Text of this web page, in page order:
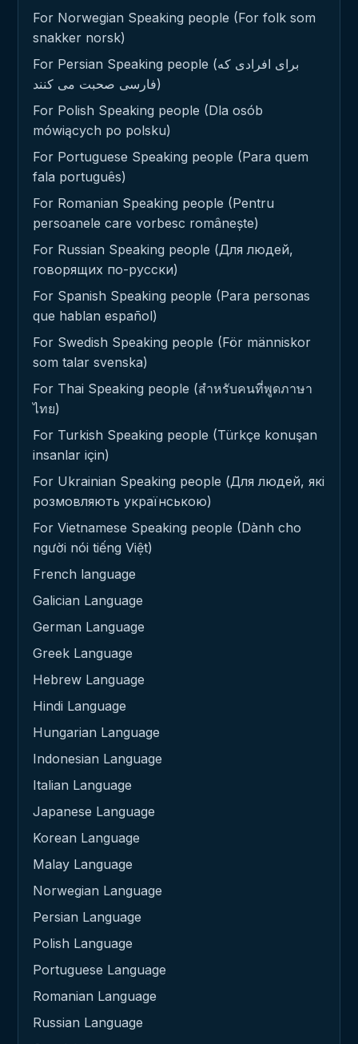
For Norwegian Speaking people (For folk som
snakker norsk)
For Persian Speaking people (برای افرادی که
فارسی صحبت می کنند)
For Polish Speaking people (Dla osób
mówiących po polsku)
For Portuguese Speaking people (Para quem
fala português)
For Romanian Speaking people (Pentru
persoanele care vorbesc românește)
For Russian Speaking people (Для людей,
говорящих по-русски)
For Spanish Speaking people (Para personas
que hablan español)
For Swedish Speaking people (För människor
som talar svenska)
For Thai Speaking people (สำหรับคนที่พูดภาษา
ไทย)
For Turkish Speaking people (Türkçe konuşan
insanlar için)
For Ukrainian Speaking people (Для людей, які
розмовляють українською)
For Vietnamese Speaking people (Dành cho
người nói tiếng Việt)
French language
Galician Language
German Language
Greek Language
Hebrew Language
Hindi Language
Hungarian Language
Indonesian Language
Italian Language
Japanese Language
Korean Language
Malay Language
Norwegian Language
Persian Language
Polish Language
Portuguese Language
Romanian Language
Russian Language